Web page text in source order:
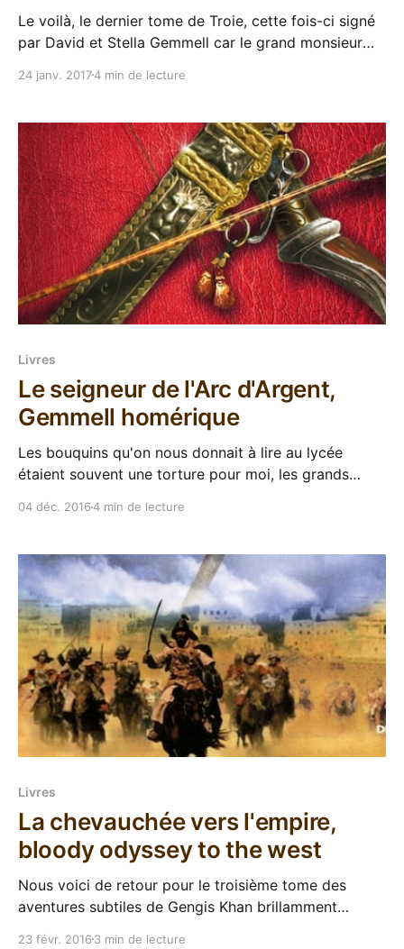
Le voilà, le dernier tome de Troie, cette fois-ci signé
par David et Stella Gemmell car le grand monsieur
tout pour ses lecteurs pleins de tristesse. La chute
24 janv. 20174 min de lecture
Livres
Le seigneur de l'Arc d'Argent,
Gemmell homérique
Les bouquins qu'on nous donnait à lire au lycée
étaient souvent une torture pour moi, les grands
Puis un
04 déc. 20164 min de lecture
Livres
La chevauchée vers l'empire,
bloody odyssey to the west
Nous voici de retour pour le troisième tome des
aventures subtiles de Gengis Khan brillamment
23 févr. 2016 3 min de lecture